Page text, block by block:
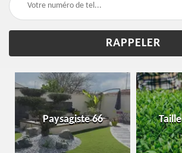
Paysagiste 66